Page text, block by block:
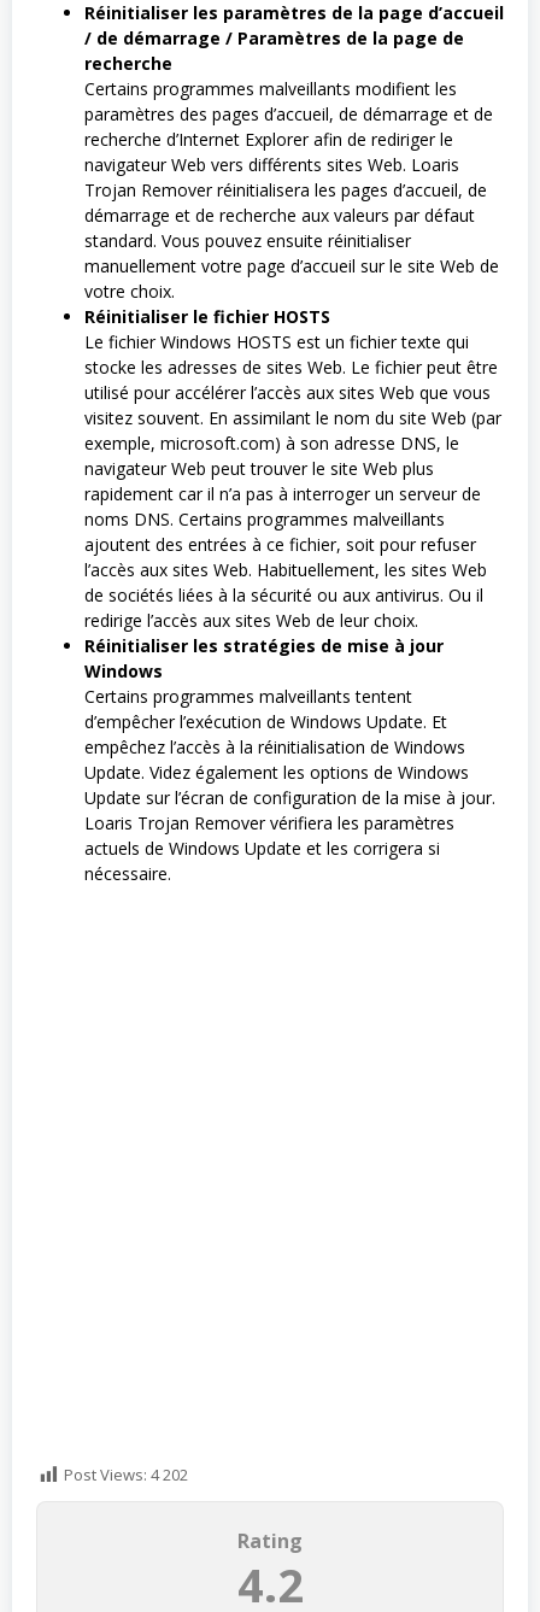
Réinitialiser les paramètres de la page d’accueil
/ de démarrage / Paramètres de la page de
recherche
Certains programmes malveillants modifient les
paramètres des pages d’accueil, de démarrage et de
recherche d’Internet Explorer afin de rediriger le
navigateur Web vers différents sites Web. Loaris
Trojan Remover réinitialisera les pages d’accueil, de
démarrage et de recherche aux valeurs par défaut
standard. Vous pouvez ensuite réinitialiser
manuellement votre page d’accueil sur le site Web de
votre choix.
Réinitialiser le fichier HOSTS
Le fichier Windows HOSTS est un fichier texte qui
stocke les adresses de sites Web. Le fichier peut être
utilisé pour accélérer l’accès aux sites Web que vous
visitez souvent. En assimilant le nom du site Web (par
exemple, microsoft.com) à son adresse DNS, le
navigateur Web peut trouver le site Web plus
rapidement car il n’a pas à interroger un serveur de
noms DNS. Certains programmes malveillants
ajoutent des entrées à ce fichier, soit pour refuser
l’accès aux sites Web. Habituellement, les sites Web
de sociétés liées à la sécurité ou aux antivirus. Ou il
redirige l’accès aux sites Web de leur choix.
Réinitialiser les stratégies de mise à jour
Windows
Certains programmes malveillants tentent
d’empêcher l’exécution de Windows Update. Et
empêchez l’accès à la réinitialisation de Windows
Update. Videz également les options de Windows
Update sur l’écran de configuration de la mise à jour.
Loaris Trojan Remover vérifiera les paramètres
actuels de Windows Update et les corrigera si
nécessaire.
Post Views: 4 202
Rating
4.2